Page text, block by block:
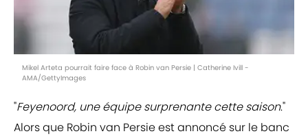
Mikel Arteta pourrait faire face à Robin van Persie | Catherine Ivill -
AMA/GettyImages
"Feyenoord, une équipe surprenante cette saison."
Alors que Robin van Persie est annoncé sur le banc